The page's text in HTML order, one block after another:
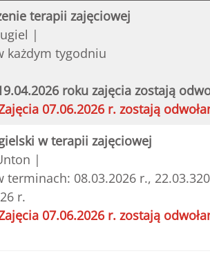
terapii zajęciowej
|
każdym tygodniu
roku zajęcia zostają
07.06.2026 r. zostają
w terapii zajęciowej
|
terminach: 08.03.2026 r.,
r.
07.06.2026 r. zostają